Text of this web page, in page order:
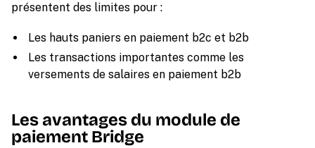
présentent des limites pour :
Les hauts paniers en paiement b2c et b2b
Les transactions importantes comme les
versements de salaires en paiement b2b
Les avantages du module de
paiement Bridge